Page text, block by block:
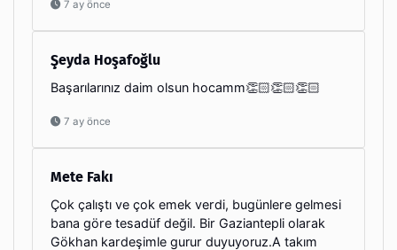
7 ay önce
Şeyda Hoşafoğlu
Başarılarınız daim olsun hocamm👏🏻👏🏻👏🏻
7 ay önce
Mete Fakı
Çok çalıştı ve çok emek verdi, bugünlere gelmesi
bana göre tesadüf değil. Bir Gaziantepli olarak
Gökhan kardeşimle gurur duyuyoruz.A takım